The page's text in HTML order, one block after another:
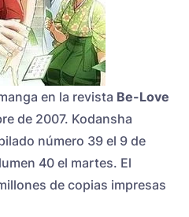
en la revista Be-Love
de 2007. Kodansha
número 39 el 9 de
40 el martes. El
de copias impresas